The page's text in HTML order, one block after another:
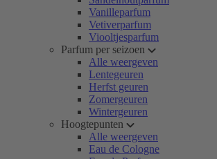
Vanilleparfum
Vetiverparfum
Viooltjesparfum
Parfum per seizoen
Alle weergeven
Lentegeuren
Herfst geuren
Zomergeuren
Wintergeuren
Hoogtepunten
Alle weergeven
Eau de Cologne